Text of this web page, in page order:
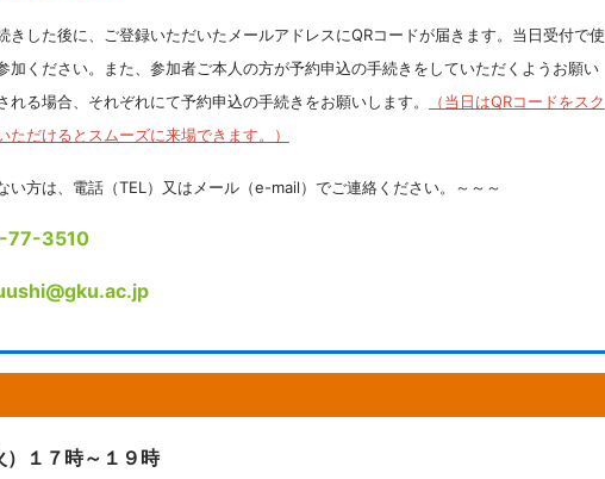
きした後に、ご登録いただいたメールアドレスにQRコードが届きます。当日受付で使
加ください。また、参加者ご本人の方が予約申込の手続きをしていただくようお願い
れる場合、それぞれにて予約申込の手続きをお願いします。
（当日はQRコードをスク
ただけるとスムーズに来場できます。）
い方は、電話（TEL）又はメール（e-mail）でご連絡ください。～～～
77-3510
）１７時～１９時